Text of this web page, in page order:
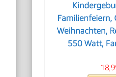
Familienfeiern,
Weihnachten,
550 Watt,